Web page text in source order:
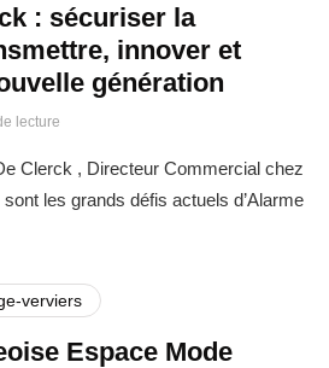
: sécuriser la
innover et
génération
lecture
Clerck , Directeur Commercial chez
les grands défis actuels d’Alarme
verviers
Espace Mode